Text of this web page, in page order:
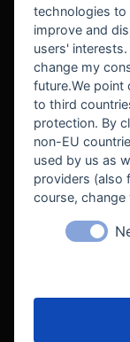
BEKANNT AUS
technologies
improve and
users'
change my
future.We
to third
protection. By
non-EU
used by us as
providers (also
course,